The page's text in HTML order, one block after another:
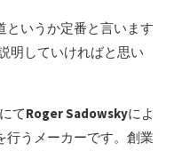
というか定番と言います
明していければと思い
てRoger Sadowskyによ
行うメーカーです。創業